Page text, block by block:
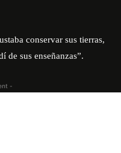
conservar sus tierras,
de sus enseñanzas”.
-